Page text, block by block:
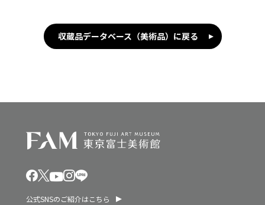
収蔵品データベース（美術品）に戻る
公式SNSのご紹介はこちら